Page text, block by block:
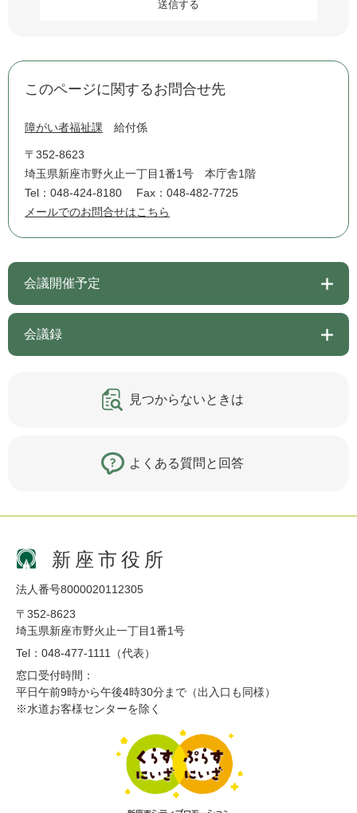
このページに関するお問合せ先
障がい者福祉課 給付係
〒352-8623
埼玉県新座市野火止一丁目1番1号 本庁舎1階
Tel：048-424-8180
Fax：048-482-7725
メールでのお問合せはこちら
会議開催予定
会議録
見つからないときは
よくある質問と回答
新座市役所
法人番号8000020112305
〒352-8623
埼玉県新座市野火止一丁目1番1号
Tel：048-477-1111（代表）
窓口受付時間：
平日午前9時から午後4時30分まで（出入口も同様）
※水道お客様センターを除く